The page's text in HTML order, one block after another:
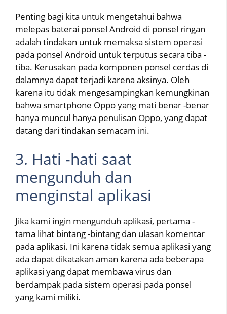
Penting bagi kita untuk mengetahui bahwa
melepas baterai ponsel Android di ponsel ringan
adalah tindakan untuk memaksa sistem operasi
pada ponsel Android untuk terputus secara tiba -
tiba. Kerusakan pada komponen ponsel cerdas di
dalamnya dapat terjadi karena aksinya. Oleh
karena itu tidak mengesampingkan kemungkinan
bahwa smartphone Oppo yang mati benar -benar
hanya muncul hanya penulisan Oppo, yang dapat
datang dari tindakan semacam ini.
3. Hati -hati saat
mengunduh dan
menginstal aplikasi
Jika kami ingin mengunduh aplikasi, pertama -
tama lihat bintang -bintang dan ulasan komentar
pada aplikasi. Ini karena tidak semua aplikasi yang
ada dapat dikatakan aman karena ada beberapa
aplikasi yang dapat membawa virus dan
berdampak pada sistem operasi pada ponsel
yang kami miliki.